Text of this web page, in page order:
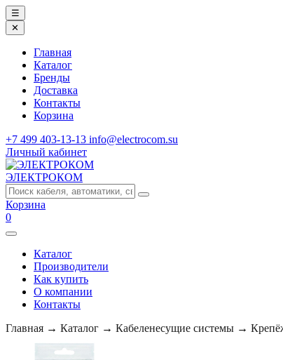
☰
✕
Главная
Каталог
Бренды
Доставка
Контакты
Корзина
+7 499 403-13-13 info@electrocom.su
Личный кабинет
ЭЛЕКТРОКОМ
Корзина
0
Каталог
Производители
Как купить
О компании
Контакты
Главная → Каталог → Кабеленесущие системы →